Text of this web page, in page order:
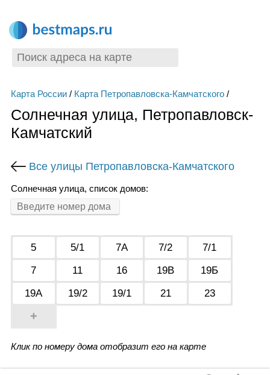
Карта России/ Карта Петропавловска-Камчатского/
Солнечная улица, Петропавловск-
Камчатский
Все улицы Петропавловска-Камчатского
Солнечная улица, список домов:
5 5/1 7А 7/2
7/1
7
11 16 19В
19Б
19А
19/2 19/1 21 23
+
Клик по номеру дома отобразит его на карте